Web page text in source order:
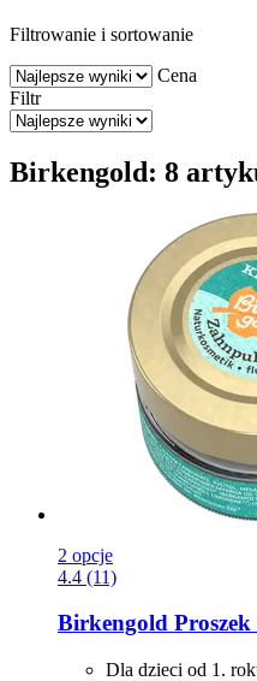
Filtrowanie i sortowanie
Cena
Filtr
Birkengold: 8
2 opcje
4.4 (11)
Birkengold Proszek
Dla dzieci od 1.